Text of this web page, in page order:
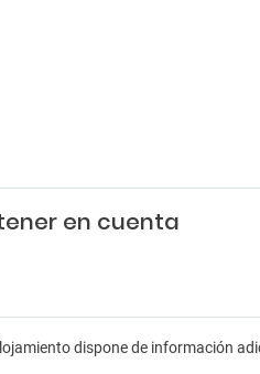
en cuenta
dispone de información